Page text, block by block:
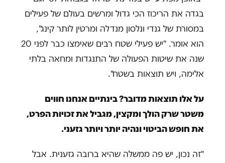
בגדה את הריכוז הכי גדול ומרשים בעולם של פעילים
במסורת של גנדי ונלסון מנדלה ומרטין לותר קינג",
הוא אומר. "יש פעילי שטח רבים שאימצו כבר לפני 20
שנה את שיטות הפעולה של התנגדות ומחאה בלתי
אלימה, ויש תוצאות בשטח".
על אלו תוצאות מדובר? בינתיים אנחנו חווים
משטר שרק הולך ומקצין, מגביל את זכויות הפרט,
את חופש הביטוי ונהיה יותר ויותר גזעני.
"זה נכון, יש פה ממשלה שהיא ברובה גזענית. אבל